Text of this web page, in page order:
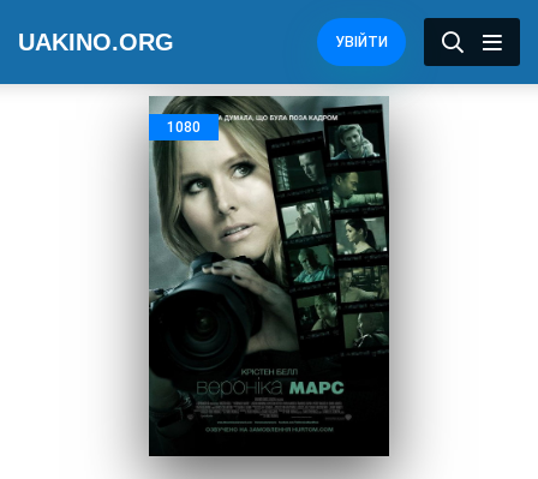
UAKINO.ORG УВІЙТИ
1080